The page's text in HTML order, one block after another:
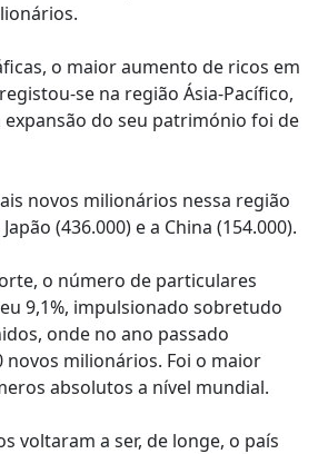
o maior aumento de ricos em
se na região Ásia-Pacífico,
expansão do seu património foi de
novos milionários nessa região
(436.000) e a China (154.000).
o número de particulares
9,1%, impulsionado sobretudo
onde no ano passado
novos milionários. Foi o maior
absolutos a nível mundial.
voltaram a ser, de longe, o país